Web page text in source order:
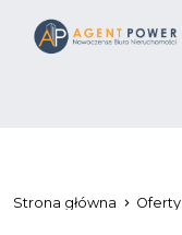
Strona główna Oferty